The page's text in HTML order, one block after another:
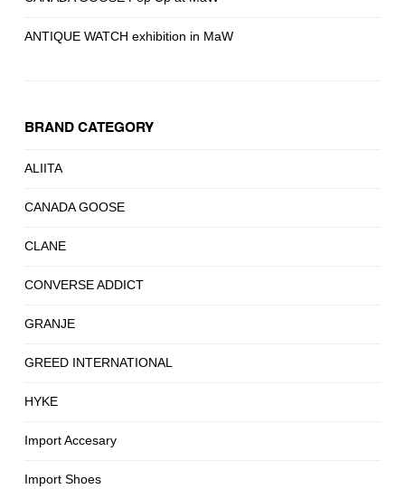
ANTIQUE WATCH exhibition in MaW
BRAND CATEGORY
ALIITA
CANADA GOOSE
CLANE
CONVERSE ADDICT
GRANJE
GREED INTERNATIONAL
HYKE
Import Accesary
Import Shoes